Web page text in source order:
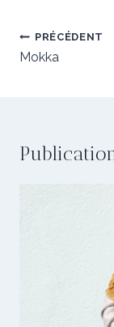
Navigation
de
PRÉCÉDENT
Mokka